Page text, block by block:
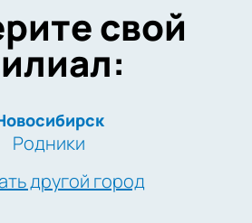
свой
Родники
другой город